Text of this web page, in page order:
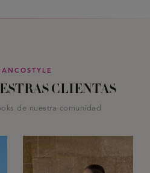
CLIENTAS
de nuestra comunidad